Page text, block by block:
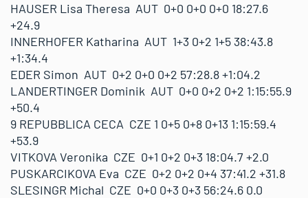
HAUSER Lisa Theresa AUT 0+0 0+0 0+0 18:27.6
+24.9
INNERHOFER Katharina AUT 1+3 0+2 1+5 38:43.8
+1:34.4
EDER Simon AUT 0+2 0+0 0+2 57:28.8 +1:04.2
LANDERTINGER Dominik AUT 0+0 0+2 0+2 1:15:55.9
+50.4
9 REPUBBLICA CECA CZE 1 0+5 0+8 0+13 1:15:59.4
+53.9
VITKOVA Veronika CZE 0+1 0+2 0+3 18:04.7 +2.0
PUSKARCIKOVA Eva CZE 0+2 0+2 0+4 37:41.2 +31.8
SLESINGR Michal CZE 0+0 0+3 0+3 56:24.6 0.0